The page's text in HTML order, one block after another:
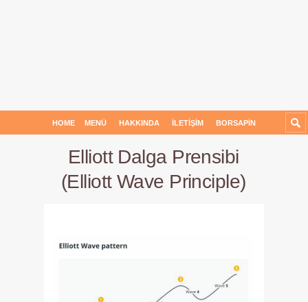
HOME MENÜ HAKKINDA İLETIŞIM BORSAPIN
Elliott Dalga Prensibi
(Elliott Wave Principle)